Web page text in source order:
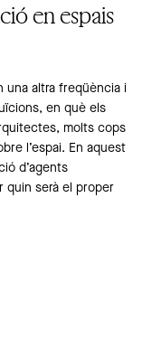
en espais
una altra freqüència i
en què els
molts cops
l’espai. En aquest
d’agents
quin serà el proper